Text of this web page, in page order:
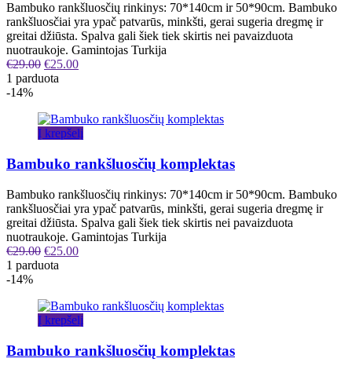
Bambuko rankšluosčių rinkinys: 70*140cm ir 50*90cm. Bambuko
rankšluosčiai yra ypač patvarūs, minkšti, gerai sugeria dregmę ir
greitai džiūsta. Spalva gali šiek tiek skirtis nei pavaizduota
nuotraukoje. Gamintojas Turkija
€29.00 €25.00
1 parduota
-14%
Į krepšelį
Bambuko rankšluosčių komplektas
Bambuko rankšluosčių rinkinys: 70*140cm ir 50*90cm. Bambuko
rankšluosčiai yra ypač patvarūs, minkšti, gerai sugeria dregmę ir
greitai džiūsta. Spalva gali šiek tiek skirtis nei pavaizduota
nuotraukoje. Gamintojas Turkija
€29.00 €25.00
1 parduota
-14%
Į krepšelį
Bambuko rankšluosčių komplektas